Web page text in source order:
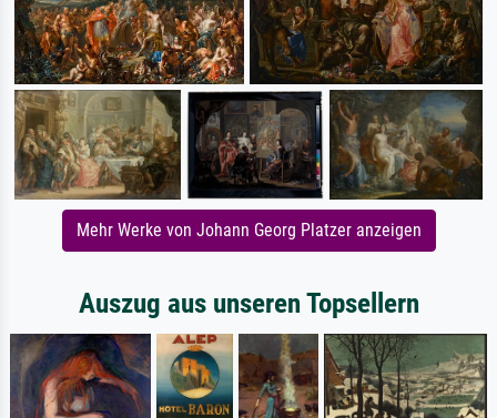
Mehr Werke von Johann Georg Platzer anzeigen
Auszug aus unseren Topsellern